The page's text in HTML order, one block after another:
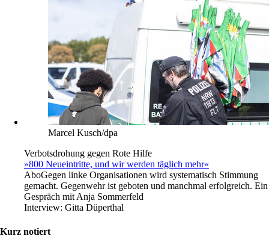
Marcel Kusch/dpa
Verbotsdrohung gegen Rote Hilfe
»800 Neueintritte, und wir werden täglich mehr«
AboGegen linke Organisationen wird systematisch Stimmung
gemacht. Gegenwehr ist geboten und manchmal erfolgreich. Ein
Gespräch mit Anja Sommerfeld
Interview: Gitta Düperthal
Kurz notiert